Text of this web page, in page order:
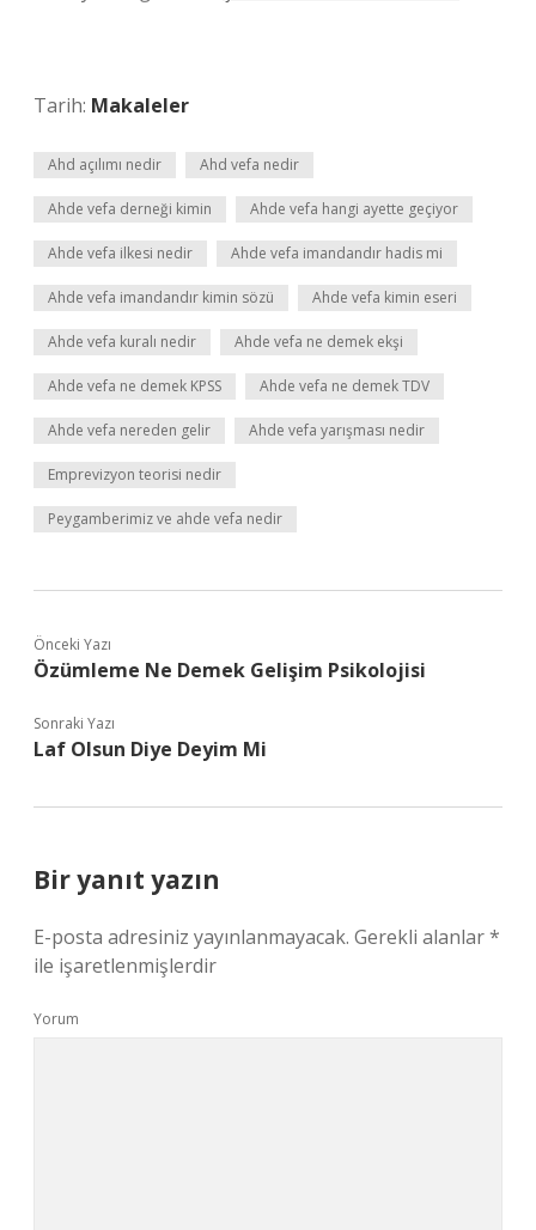
Tarih: Makaleler
Ahd açılımı nedir Ahd vefa nedir
Ahde vefa derneği kimin Ahde vefa hangi ayette geçiyor
Ahde vefa ilkesi nedir Ahde vefa imandandır hadis mi
Ahde vefa imandandır kimin sözü Ahde vefa kimin eseri
Ahde vefa kuralı nedir Ahde vefa ne demek ekşi
Ahde vefa ne demek KPSS Ahde vefa ne demek TDV
Ahde vefa nereden gelir Ahde vefa yarışması nedir
Emprevizyon teorisi nedir
Peygamberimiz ve ahde vefa nedir
Önceki Yazı
Özümleme Ne Demek Gelişim Psikolojisi
Sonraki Yazı
Laf Olsun Diye Deyim Mi
Bir yanıt yazın
E-posta adresiniz yayınlanmayacak. Gerekli alanlar*
ile işaretlenmişlerdir
Yorum